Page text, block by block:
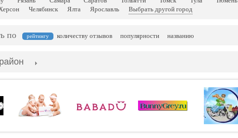
Челябинск Ялта Ярославль Выбрать другой город
по рейтингу количеству отзывов популярности названию